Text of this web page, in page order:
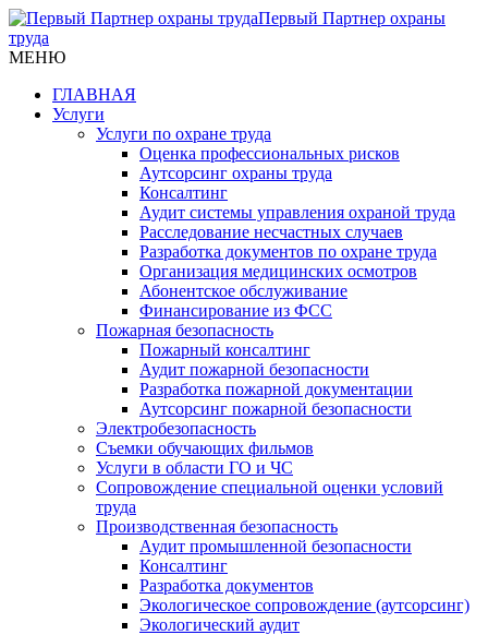
Первый Партнер охраны
труда
МЕНЮ
ГЛАВНАЯ
Услуги
Услуги по охране труда
Оценка профессиональных рисков
Аутсорсинг охраны труда
Консалтинг
Аудит системы управления охраной труда
Расследование несчастных случаев
Разработка документов по охране труда
Организация медицинских осмотров
Абонентское обслуживание
Финансирование из ФСС
Пожарная безопасность
Пожарный консалтинг
Аудит пожарной безопасности
Разработка пожарной документации
Аутсорсинг пожарной безопасности
Электробезопасность
Съемки обучающих фильмов
Услуги в области ГО и ЧС
Сопровождение специальной оценки условий
труда
Производственная безопасность
Аудит промышленной безопасности
Консалтинг
Разработка документов
Экологическое сопровождение (аутсорсинг)
Экологический аудит